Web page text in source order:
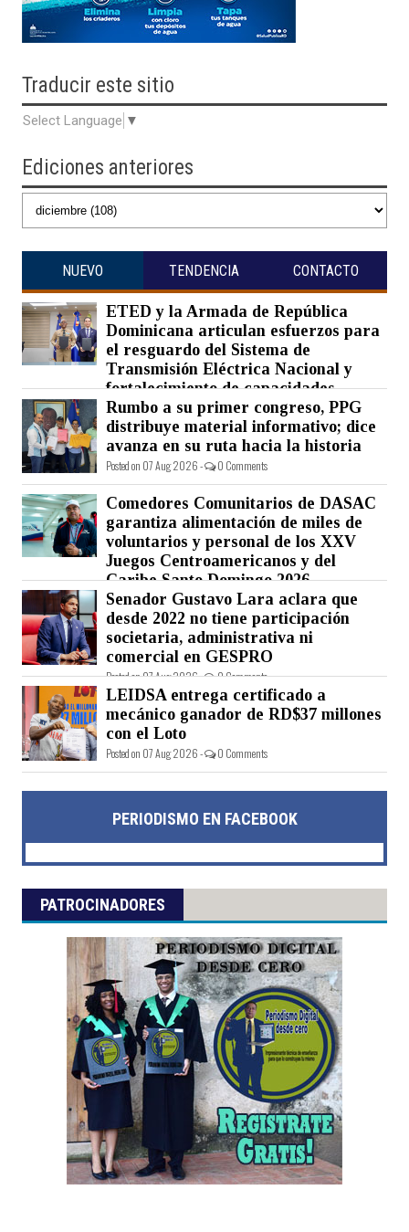
Traducir este sitio
Select Language ▼
Ediciones anteriores
NUEVO TENDENCIA CONTACTO
ETED y la Armada de República
Dominicana articulan esfuerzos para
el resguardo del Sistema de
Transmisión Eléctrica Nacional y
fortalecimiento de capacidades.
Posted on 07 Aug 2026 - 0 Comments
Rumbo a su primer congreso, PPG
distribuye material informativo; dice
avanza en su ruta hacia la historia
Posted on 07 Aug 2026 - 0 Comments
Comedores Comunitarios de DASAC
garantiza alimentación de miles de
voluntarios y personal de los XXV
Juegos Centroamericanos y del
Caribe Santo Domingo 2026
Posted on 07 Aug 2026 - 0 Comments
Senador Gustavo Lara aclara que
desde 2022 no tiene participación
societaria, administrativa ni
comercial en GESPRO
Posted on 07 Aug 2026 - 0 Comments
LEIDSA entrega certificado a
mecánico ganador de RD$37 millones
con el Loto
Posted on 07 Aug 2026 - 0 Comments
PERIODISMO EN FACEBOOK
PATROCINADORES